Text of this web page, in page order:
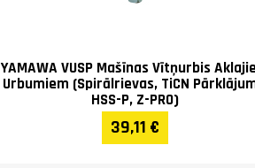
YAMAWA VUSP Mašīnas Vītņurbis
Urbumiem (Spirālrievas, TiCN
HSS-P, Z-PRO)
39,11 €